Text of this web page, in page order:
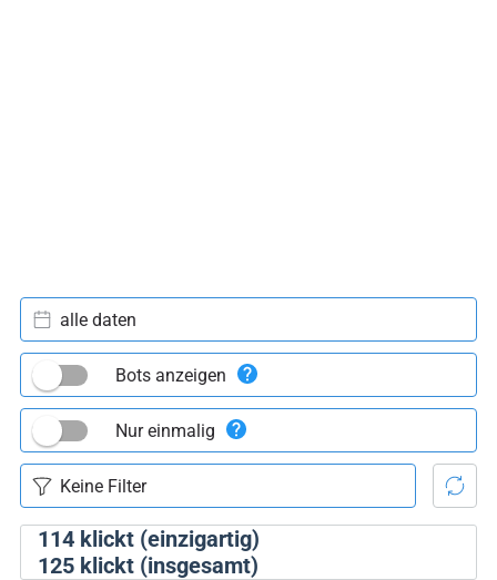
114klickt (einzigartig)
125klickt (insgesamt)
alle daten
Bots anzeigen
Nur einmalig